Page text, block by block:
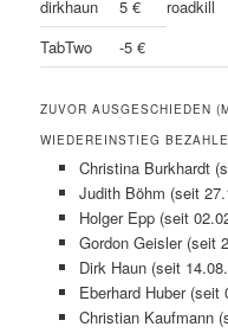
dirkhaun 5 € roadkill
TabTwo
-5 €
ZUVOR AUSGESCHIEDEN
WIEDEREINSTIEG
Christina Burkhardt
Judith Böhm (seit
Holger Epp (seit
Gordon Geisler (seit
Dirk Haun (seit
Eberhard Huber (seit
Christian Kaufmann